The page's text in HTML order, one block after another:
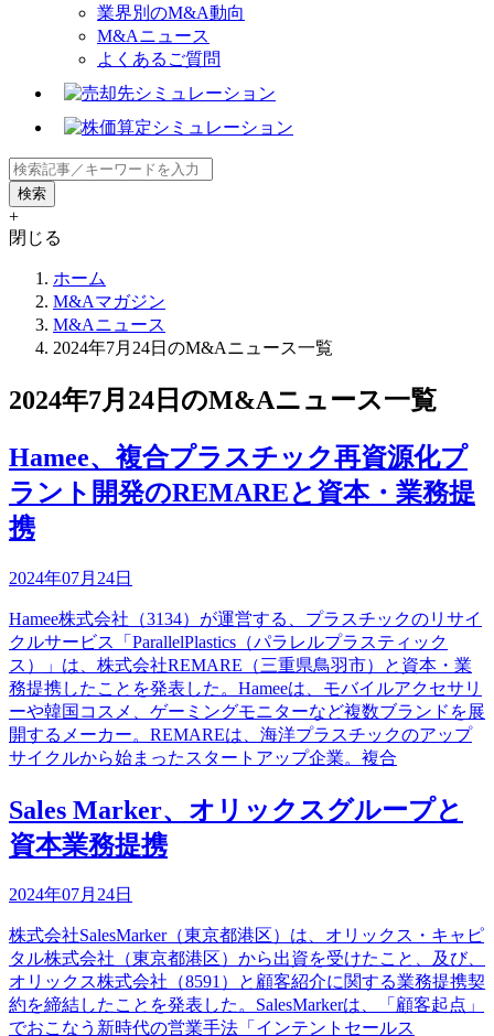
業界別のM&A動向
M&Aニュース
よくあるご質問
+
閉じる
ホーム
M&Aマガジン
M&Aニュース
2024年7月24日のM&Aニュース一覧
2024年7月24日のM&Aニュース一覧
Hamee、複合プラスチック再資源化プ
ラント開発のREMAREと資本・業務提
携
2024年07月24日
Hamee株式会社（3134）が運営する、プラスチックのリサイ
クルサービス「ParallelPlastics（パラレルプラスティック
ス）」は、株式会社REMARE（三重県鳥羽市）と資本・業
務提携したことを発表した。Hameeは、モバイルアクセサリ
ーや韓国コスメ、ゲーミングモニターなど複数ブランドを展
開するメーカー。REMAREは、海洋プラスチックのアップ
サイクルから始まったスタートアップ企業。複合
Sales Marker、オリックスグループと
資本業務提携
2024年07月24日
株式会社SalesMarker（東京都港区）は、オリックス・キャピ
タル株式会社（東京都港区）から出資を受けたこと、及び、
オリックス株式会社（8591）と顧客紹介に関する業務提携契
約を締結したことを発表した。SalesMarkerは、「顧客起点」
でおこなう新時代の営業手法「インテントセールス